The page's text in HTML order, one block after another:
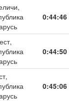
0:44:46
0:44:50
0:45:06